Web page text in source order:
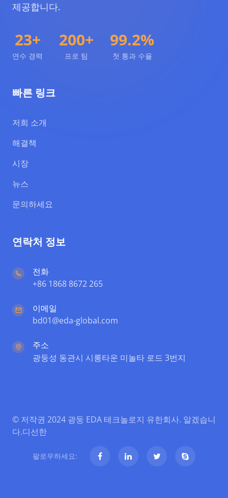
제공합니다.
23+
연수 경력
200+
프로 팀
99.2%
첫 통과 수율
빠른 링크
저희 소개
해결책
시장
뉴스
문의하세요
연락처 정보
전화
+86 1868 8672 265
이메일
bd01@eda-global.com
주소
광둥성 동관시 시롱타운 미놀타 로드 3번지
© 저작권 2024 광둥 EDA 테크놀로지 유한회사. 알겠습니
다.디선한
팔로우하세요: